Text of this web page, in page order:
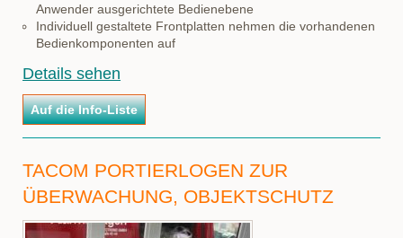
Anwender ausgerichtete Bedienebene
Individuell gestaltete Frontplatten nehmen die vorhandenen
Bedienkomponenten auf
Details sehen
TACOM PORTIERLOGEN ZUR
ÜBERWACHUNG, OBJEKTSCHUTZ